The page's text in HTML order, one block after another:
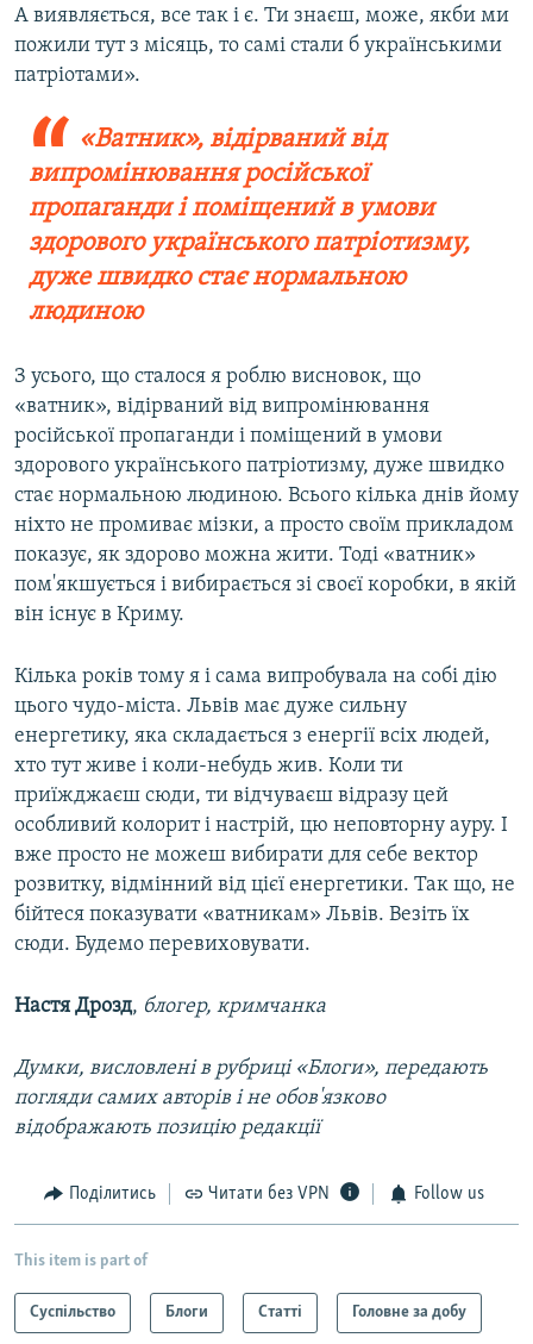
А виявляється, все так і є. Ти знаєш, може, якби ми
пожили тут з місяць, то самі стали б українськими
патріотами».
«Ватник», відірваний від
випромінювання російської
пропаганди і поміщений в умови
здорового українського патріотизму,
дуже швидко стає нормальною
людиною
З усього, що сталося я роблю висновок, що
«ватник», відірваний від випромінювання
російської пропаганди і поміщений в умови
здорового українського патріотизму, дуже швидко
стає нормальною людиною. Всього кілька днів йому
ніхто не промиває мізки, а просто своїм прикладом
показує, як здорово можна жити. Тоді «ватник»
пом'якшується і вибирається зі своєї коробки, в якій
він існує в Криму.
Кілька років тому я і сама випробувала на собі дію
цього чудо-міста. Львів має дуже сильну
енергетику, яка складається з енергії всіх людей,
хто тут живе і коли-небудь жив. Коли ти
приїжджаєш сюди, ти відчуваєш відразу цей
особливий колорит і настрій, цю неповторну ауру. І
вже просто не можеш вибирати для себе вектор
розвитку, відмінний від цієї енергетики. Так що, не
бійтеся показувати «ватникам» Львів. Везіть їх
сюди. Будемо перевиховувати.
Настя Дрозд, блогер, кримчанка
Думки, висловлені в рубриці «Блоги», передають
погляди самих авторів і не обов'язково
відображають позицію редакції
Поділитись Читати без VPN Follow us
This item is part of
Суспільство Блоги Статті Головне за добу